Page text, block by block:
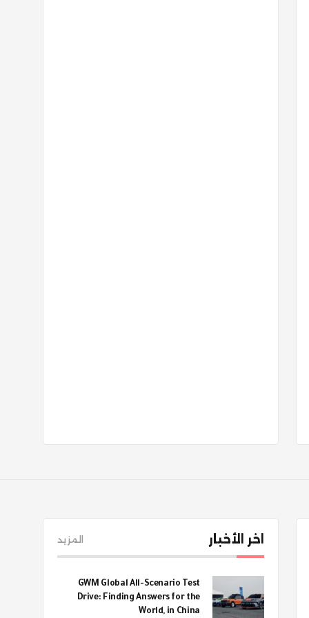
اخر الأخبار المزيد
GWM Global All-Scenario Test
Drive: Finding Answers for the
World, in China